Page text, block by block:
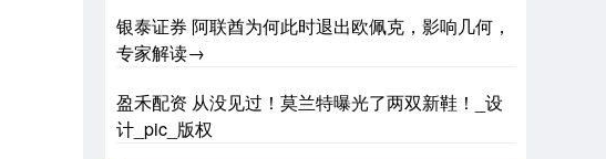
银泰证券 阿联酋为何此时退出欧佩克，影响几何，
专家解读→
盈禾配资 从没见过！莫兰特曝光了两双新鞋！_设
计_pic_版权